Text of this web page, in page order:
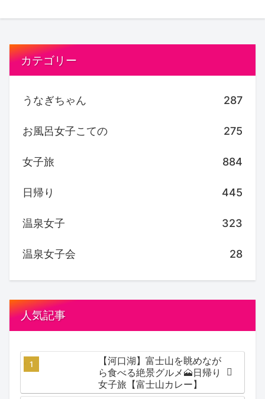
カテゴリー
うなぎちゃん 287
お風呂女子こての 275
女子旅 884
日帰り 445
温泉女子 323
温泉女子会 28
人気記事
【河口湖】富士山を眺めなが
ら食べる絶景グルメ🗻日帰り
女子旅【富士山カレー】